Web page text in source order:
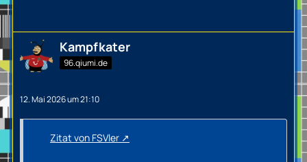
Kampfkater
96.qiumi.de
12. Mai 2026 um 21:10
Zitat von FSVler